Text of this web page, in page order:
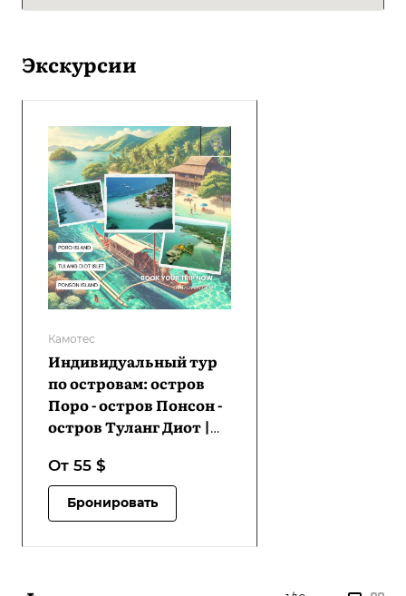
Экскурсии
Камотес
Индивидуальный тур
по островам: остров
Поро - остров Понсон -
остров Туланг Диот |
От 55 $
Бронировать